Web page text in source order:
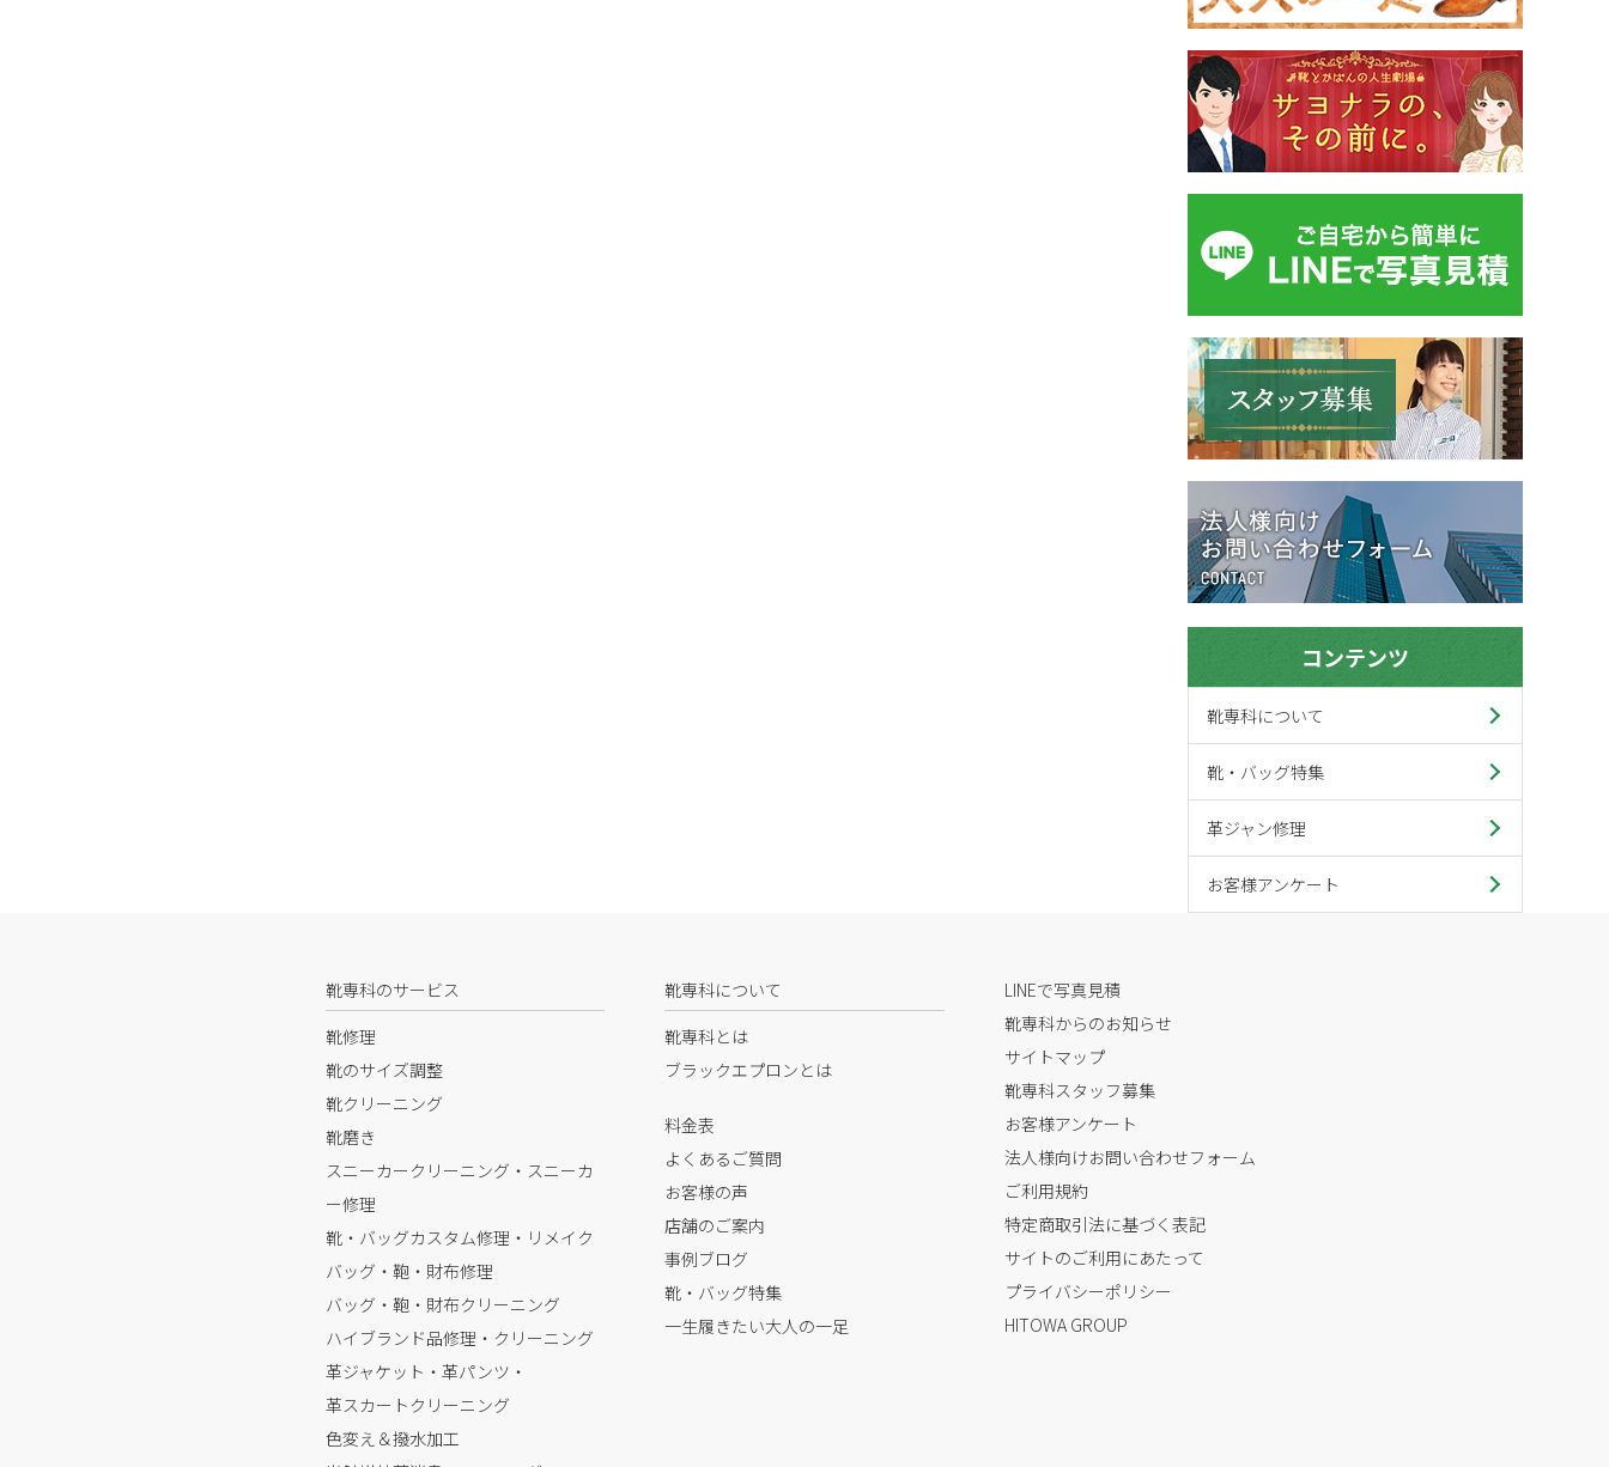
コンテンツ
靴専科について
靴・バッグ特集
革ジャン修理
お客様アンケート
靴専科のサービス
靴修理
靴のサイズ調整
靴クリーニング
靴磨き
スニーカークリーニング・スニーカ
ー修理
靴・バッグカスタム修理・リメイク
バッグ・鞄・財布修理
バッグ・鞄・財布クリーニング
ハイブランド品修理・クリーニング
革ジャケット・革パンツ・
革スカートクリーニング
色変え＆撥水加工
靴専科について
靴専科とは
ブラックエプロンとは
料金表
よくあるご質問
お客様の声
店舗のご案内
事例ブログ
靴・バッグ特集
一生履きたい大人の一足
LINEで写真見積
靴専科からのお知らせ
サイトマップ
靴専科スタッフ募集
お客様アンケート
法人様向けお問い合わせフォーム
ご利用規約
特定商取引法に基づく表記
サイトのご利用にあたって
プライバシーポリシー
HITOWA GROUP